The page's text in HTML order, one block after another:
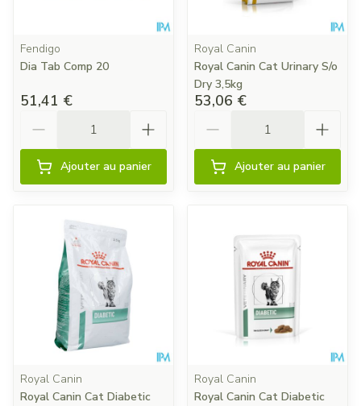
Fendigo
Dia Tab Comp 20
51,41 €
Ajouter au panier
Royal Canin
Royal Canin Cat Urinary S/o
Dry 3,5kg
53,06 €
Ajouter au panier
Royal Canin
Royal Canin Cat Diabetic
Royal Canin
Royal Canin Cat Diabetic